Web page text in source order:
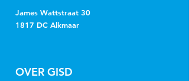
James Wattstraat 30
1817 DC Alkmaar
OVER GISD